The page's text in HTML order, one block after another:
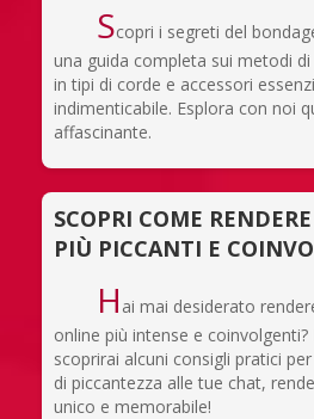
Scopri i segreti del
una guida completa sui metodi
in tipi di corde e accessori
indimenticabile. Esplora con noi
affascinante.
SCOPRI COME
PIÙ PICCANTI E
H ai mai desiderato
online più intense e
scoprirai alcuni consigli pratici
di piccantezza alle tue chat,
unico e memorabile!